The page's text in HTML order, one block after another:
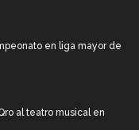
en liga mayor de
al teatro musical en